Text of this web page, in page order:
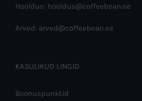
Hooldus: hooldus@coffeebean.ee
Arved: arved@coffeebean.ee
KASULIKUD LINGID
Boonuspunktid